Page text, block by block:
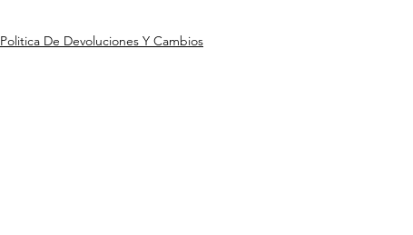
Politica De Devoluciones Y Cambios